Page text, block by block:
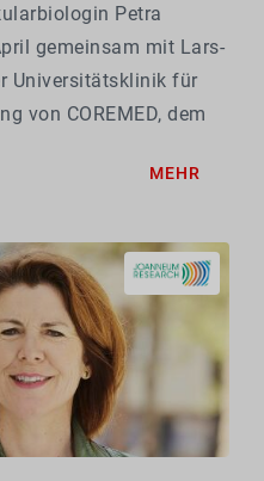
Petra
gemeinsam mit Lars-
Universitätsklinik für
von COREMED, dem
sie den Kreis der
MEHR